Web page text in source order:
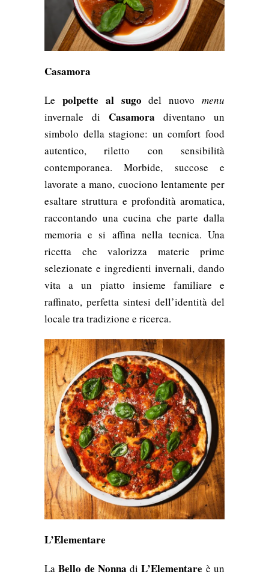
Casamora
Le polpette al sugo del nuovomenu
invernale di Casamora diventano un
simbolo della stagione: un comfort food
autentico, riletto con sensibilità
contemporanea. Morbide, succose e
lavorate a mano, cuociono lentamente per
esaltare struttura e profondità aromatica,
raccontando una cucina che parte dalla
memoria e si affina nella tecnica. Una
ricetta che valorizza materie prime
selezionate e ingredienti invernali, dando
vita a un piatto insieme familiare e
raffinato, perfetta sintesi dell’identità del
locale tra tradizione e ricerca.
L’Elementare
LaBello de Nonna diL’Elementare è un